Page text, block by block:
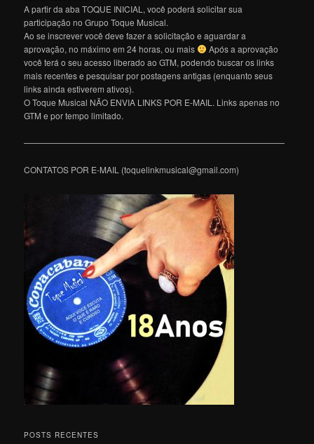
A partir da aba TOQUE INICIAL, você poderá solicitar sua
participação no Grupo Toque Musical.
Ao se inscrever você deve fazer a solicitação e aguardar a
aprovação, no máximo em 24 horas, ou mais
Após a aprovação
você terá o seu acesso liberado ao GTM, podendo buscar os links
mais recentes e pesquisar por postagens antigas (enquanto seus
links ainda estiverem ativos).
O Toque Musical NÃO ENVIA LINKS POR E-MAIL. Links apenas no
GTM e por tempo limitado.
———————————————————————————————
CONTATOS POR E-MAIL (toquelinkmusical@gmail.com)
POSTS RECENTES